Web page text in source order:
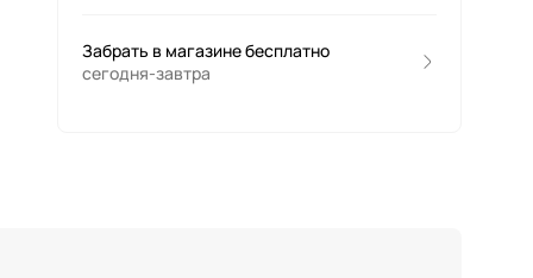
Забрать в магазине бесплатно
сегодня-завтра